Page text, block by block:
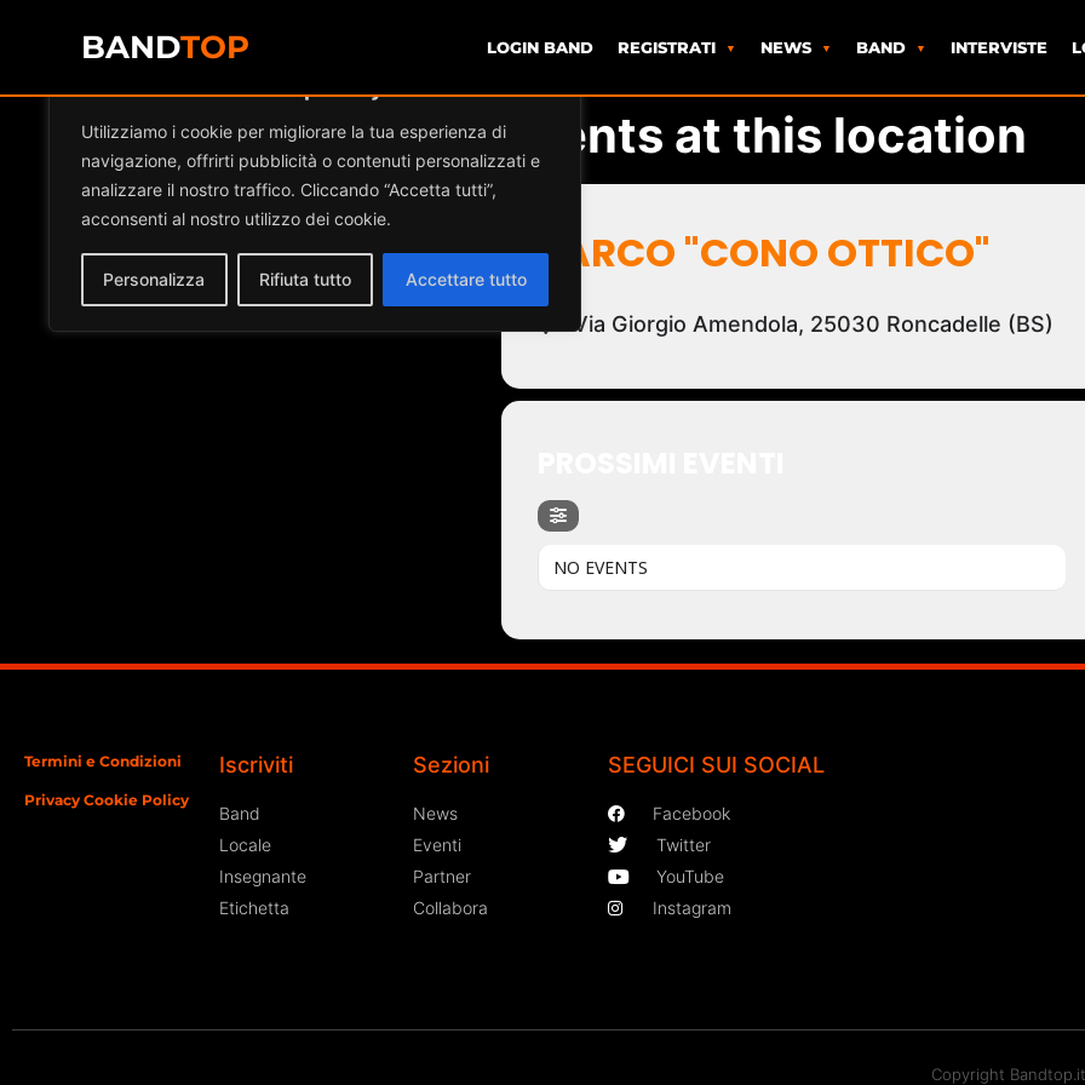
Utilizziamo i cookie per migliorare la tua esperienza di
navigazione, offrirti pubblicità o contenuti personalizzati e
analizzare il nostro traffico. Cliccando “Accetta tutti”,
acconsenti al nostro utilizzo dei cookie.
Personalizza Rifiuta tutto Accettare tutto
BANDTOP LOGIN BAND REGISTRATI NEWS BAND INTERVISTE
Events at this location
PARCO "CONO OTTICO"
Via Giorgio Amendola, 25030 Roncadelle (BS)
NO EVENTS
Termini e Condizioni
Privacy Cookie Policy
Iscriviti
Band
Locale
Insegnante
Etichetta
Sezioni
News
Eventi
Partner
Collabora
SEGUICI SUI SOCIAL
Facebook
Twitter
YouTube
Instagram
Copyright